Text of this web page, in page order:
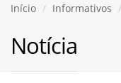
Início Informativos
Notícia